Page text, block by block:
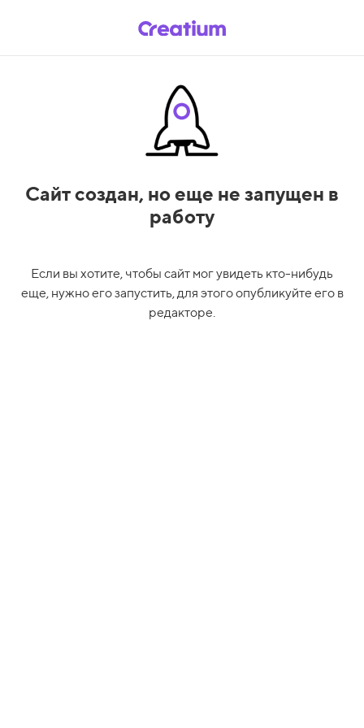
Сайт создан, но еще не запущен в
работу
Если вы хотите, чтобы сайт мог увидеть кто-нибудь
еще, нужно его запустить, для этого опубликуйте его в
редакторе.